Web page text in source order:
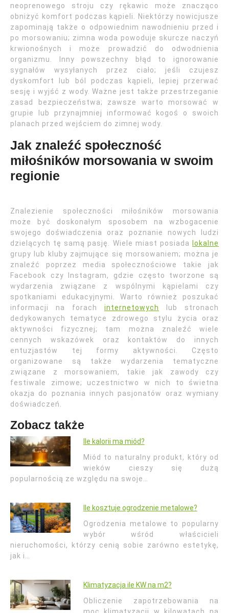
neoprenowego stroju czy rękawic może znacząco
obniżyć komfort podczas kąpieli. Niektórzy nowicjusze
zapominają także o odpowiednim nawodnieniu przed i
po morsowaniu; zimna woda powoduje skurcze naczyń
krwionośnych i może prowadzić do odwodnienia
organizmu. Inny powszechny błąd to ignorowanie
sygnałów wysyłanych przez ciało; jeśli czujesz
dyskomfort lub ból podczas kąpieli, lepiej przerwać
sesję i wyjść z wody. Ważne jest także przestrzeganie
zasad bezpieczeństwa; zawsze warto morsować w
grupie lub przynajmniej informować kogoś o swoich
planach przed wejściem do zimnej wody.
Jak znaleźć społeczność
miłośników morsowania w swoim
regionie
Znalezienie społeczności miłośników morsowania
może być doskonałym sposobem na wzbogacenie
swojego doświadczenia oraz poznanie nowych ludzi
dzielących tę samą pasję. Wiele miast posiada
lokalne
grupy lub kluby zajmujące się morsowaniem; można je
znaleźć poprzez media społecznościowe takie jak
Facebook czy Instagram, gdzie często tworzone są
wydarzenia związane z wspólnymi kąpielami czy
spotkaniami edukacyjnymi. Warto również poszukać
informacji na forach internetowych
lub stronach
dedykowanych tematyce zdrowego stylu życia oraz
aktywności fizycznej; tam można znaleźć wiele
cennych wskazówek oraz kontaktów do innych
entuzjastów tej formy aktywności. Często
organizowane są także wydarzenia tematyczne
związane z morsowaniem, takie jak zawody czy
festiwale zimowe; uczestnictwo w nich to świetna
okazja do poznania innych pasjonatów oraz wymiany
doświadczeń.
Zobacz także
Ile kalorii ma miód?
Miód to naturalny produkt, który od
wieków cieszy się dużą
popularnością ze względu na swoje…
Ile kosztuje ogrodzenie metalowe?
Ogrodzenia metalowe to popularny
wybór wśród właścicieli
nieruchomości, którzy cenią sobie zarówno estetykę,
jak i…
Klimatyzacja ile KW na m2?
Obliczenie zapotrzebowania na